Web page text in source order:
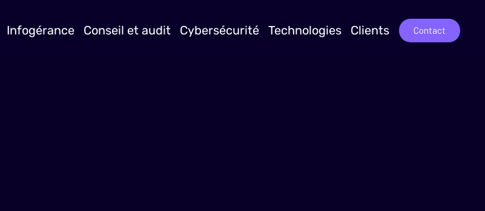
Infogérance Conseil et audit Cybersécurité Technologies Clients Contact